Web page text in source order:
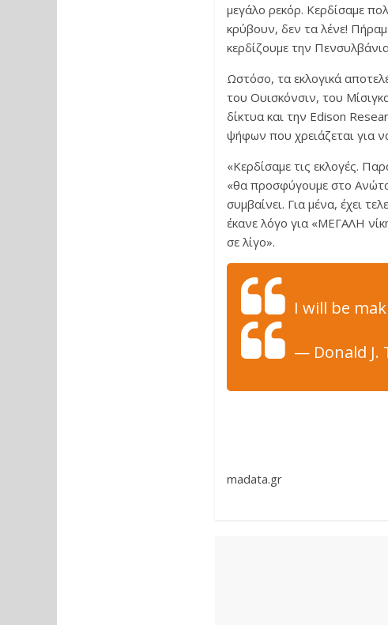
μεγάλο ρεκόρ. Κερδίσαμε
κρύβουν, δεν τα λένε!
κερδίζουμε την
Ωστόσο, τα εκλογικά
του Ουισκόνσιν, του
δίκτυα και την Edison
ψήφων που χρειάζεται για
«Κερδίσαμε τις εκλογές.
«θα προσφύγουμε στο
συμβαίνει. Για μένα, έχει
έκανε λόγο για «ΜΕΓΑΛΗ
σε λίγο».
I will be
— Donald J.
madata.gr